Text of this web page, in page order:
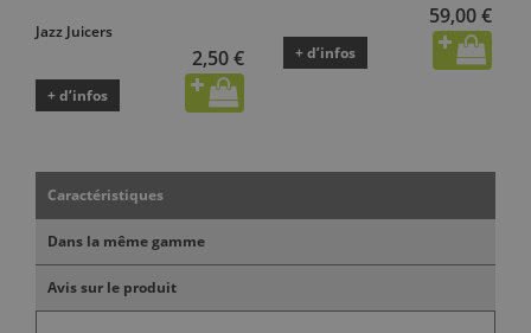
Jazz Juicers
2,50 €
+ d’infos
59,00 €
+ d’infos
Caractéristiques
Dans la même gamme
Avis sur le produit